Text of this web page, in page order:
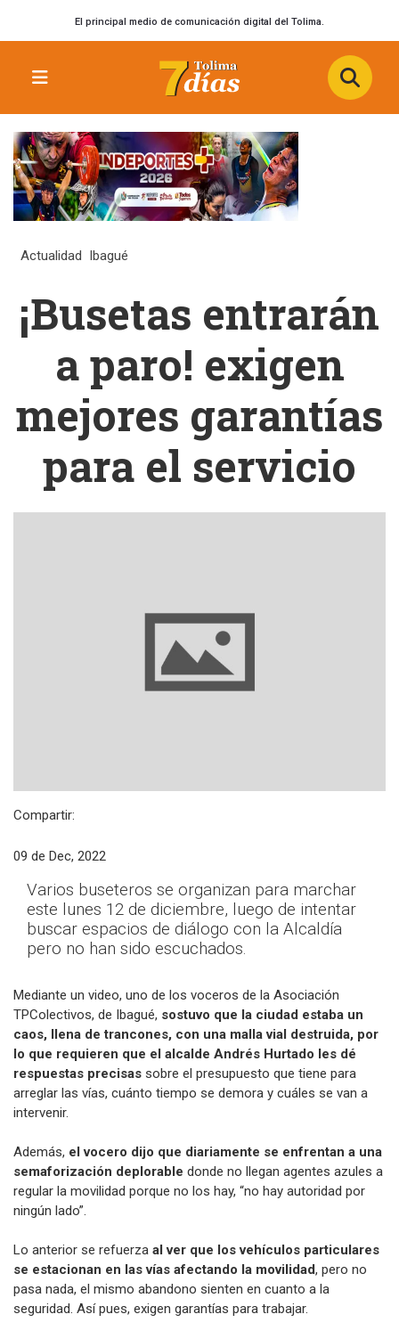
El principal medio de comunicación digital del Tolima.
Actualidad Ibagué
¡Busetas entrarán
a paro! exigen
mejores garantías
para el servicio
Compartir:
09 de Dec, 2022
Varios buseteros se organizan para marchar
este lunes 12 de diciembre, luego de intentar
buscar espacios de diálogo con la Alcaldía
pero no han sido escuchados.
Mediante un video, uno de los voceros de la Asociación
TPColectivos, de Ibagué, sostuvo que la ciudad estaba un
caos, llena de trancones, con una malla vial destruida, por
lo que requieren que el alcalde Andrés Hurtado les dé
respuestas precisas sobre el presupuesto que tiene para
arreglar las vías, cuánto tiempo se demora y cuáles se van a
intervenir.
Además, el vocero dijo que diariamente se enfrentan a una
semaforización deplorable donde no llegan agentes azules a
regular la movilidad porque no los hay, “no hay autoridad por
ningún lado”.
Lo anterior se refuerza al ver que los vehículos particulares
se estacionan en las vías afectando la movilidad, pero no
pasa nada, el mismo abandono sienten en cuanto a la
seguridad. Así pues, exigen garantías para trabajar.